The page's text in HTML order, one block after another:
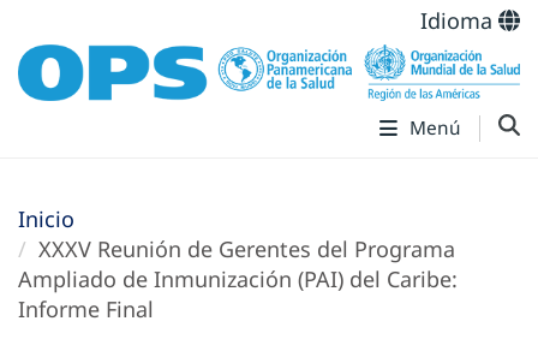
Idioma
Menú
Inicio
XXXV Reunión de Gerentes del Programa
Ampliado de Inmunización (PAI) del Caribe:
Informe Final